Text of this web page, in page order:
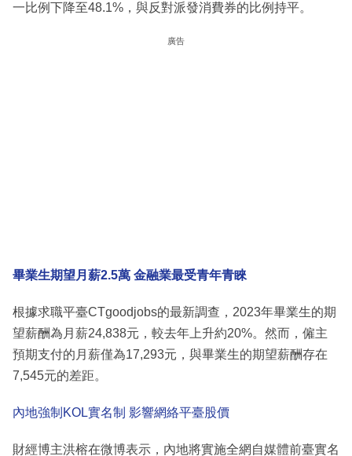
一比例下降至48.1%，與反對派發消費券的比例持平。
廣告
畢業生期望月薪2.5萬 金融業最受青年青睞
根據求職平臺CTgoodjobs的最新調查，2023年畢業生的期
望薪酬為月薪24,838元，較去年上升約20%。然而，僱主
預期支付的月薪僅為17,293元，與畢業生的期望薪酬存在
7,545元的差距。
內地強制KOL實名制 影響網絡平臺股價
財經博主洪榕在微博表示，內地將實施全網自媒體前臺實名